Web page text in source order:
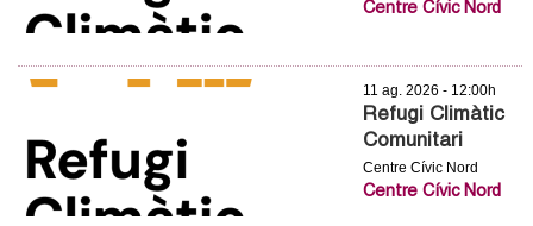
m
r
d
c
e
r
Centre Cívic Nord
11 ag. 2026 - 12:00h
Refugi Climàtic
Comunitari
Centre Cívic Nord
Centre Cívic Nord